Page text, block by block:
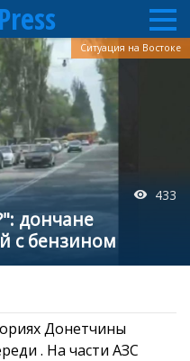
433
дончане
с бензином
Ситуация на Востоке
Донетчины
. На части АЗС